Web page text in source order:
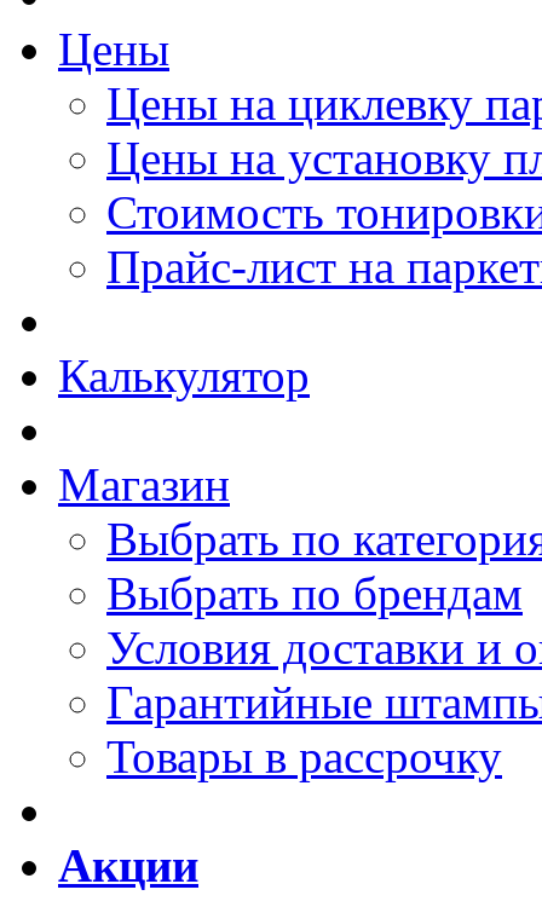
Цены
Цены на циклевку
Цены на установку
Стоимость
Прайс-лист на
Калькулятор
Магазин
Выбрать по
Выбрать по брендам
Условия доставки и
Гарантийные
Товары в рассрочку
Акции